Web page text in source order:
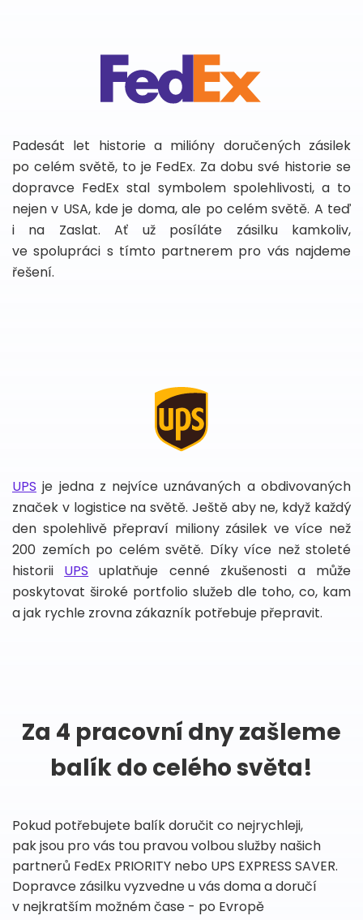
Padesát let historie a milióny doručených zásilek
po celém světě, to je FedEx. Za dobu své historie se
dopravce FedEx stal symbolem spolehlivosti, a to
nejen v USA, kde je doma, ale po celém světě. A teď
i na Zaslat. Ať už posíláte zásilku kamkoliv,
ve spolupráci s tímto partnerem pro vás najdeme
řešení.
UPS je jedna z nejvíce uznávaných a obdivovaných
značek v logistice na světě. Ještě aby ne, když každý
den spolehlivě přepraví miliony zásilek ve více než
200 zemích po celém světě. Díky více než stoleté
historii UPS uplatňuje cenné zkušenosti a může
poskytovat široké portfolio služeb dle toho, co, kam
a jak rychle zrovna zákazník potřebuje přepravit.
Za 4 pracovní dny zašleme
balík do celého světa!
Pokud potřebujete balík doručit co nejrychleji,
pak jsou pro vás tou pravou volbou služby našich
partnerů FedEx PRIORITY nebo UPS EXPRESS SAVER.
Dopravce zásilku vyzvedne u vás doma a doručí
v nejkratším možném čase - po Evropě